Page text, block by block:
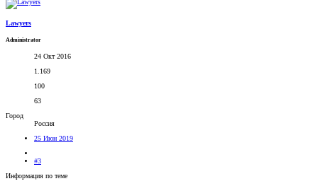
Lawyers
Administrator
24 Окт 2016
1.169
100
63
Город
Россия
25 Июн 2019
#3
Информация по теме